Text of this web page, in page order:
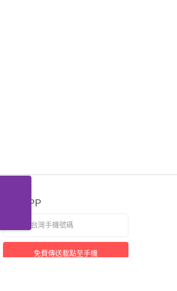
官方APP
免費傳送載點至手機